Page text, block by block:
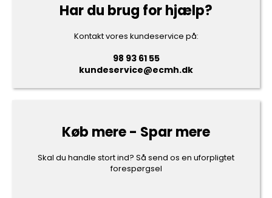
Har du brug for hjælp?
Kontakt vores kundeservice på:
98 93 61 55
kundeservice@ecmh.dk
Køb mere - Spar mere
Skal du handle stort ind? Så send os en uforpligtet
forespørgsel